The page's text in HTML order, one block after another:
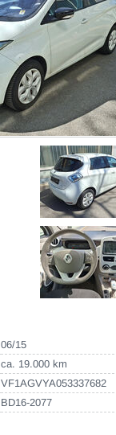
06/15
ca. 19.000 km
VF1AGVYA053337682
BD16-2077